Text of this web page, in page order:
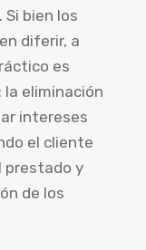
bien los
diferir, a
es
la eliminación
intereses
el cliente
prestado y
de los